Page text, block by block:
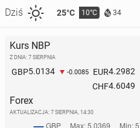
Dziś 25°C 10°C 34
Kurs NBP
Z DNIA: 7 SIERPNIA
GBP5.0134 -0.0085 EUR4.2982
CHF4.6049
Forex
AKTUALIZACJA: 7 SIERPNIA, 14:30